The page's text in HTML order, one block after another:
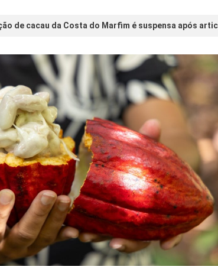
de cacau da Costa do Marfim é suspensa após